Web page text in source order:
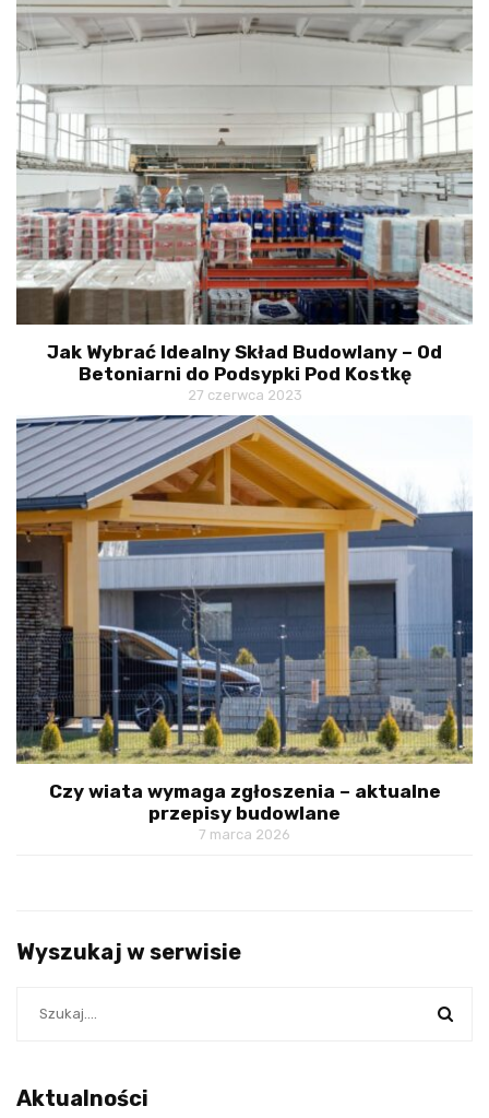
Jak Wybrać Idealny Skład Budowlany – Od
Betoniarni do Podsypki Pod Kostkę
27 czerwca 2023
Czy wiata wymaga zgłoszenia – aktualne
przepisy budowlane
7 marca 2026
Wyszukaj w serwisie
Aktualności